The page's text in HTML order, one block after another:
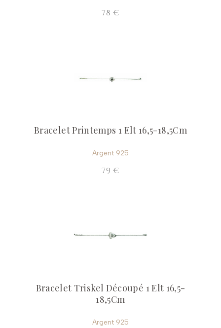
78 €
Bracelet Printemps 1 Elt 16,5-18,5Cm
Argent 925
79 €
Bracelet Triskel Découpé 1 Elt 16,5-
18,5Cm
Argent 925